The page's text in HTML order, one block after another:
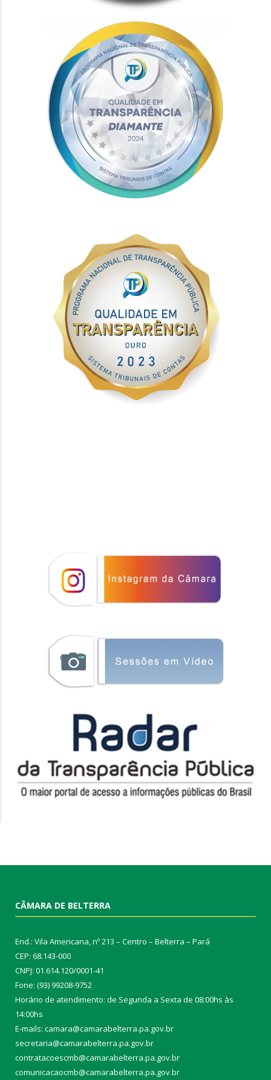
CÂMARA DE BELTERRA
End.: Vila Americana, nº 213 – Centro – Belterra – Pará
CEP: 68.143-000
CNPJ: 01.614.120/0001-41
Fone: (93) 99208-9752
Horário de atendimento: de Segunda a Sexta de 08:00hs às
14:00hs
E-mails: camara@camarabelterra.pa.gov.br
secretaria@camarabelterra.pa.gov.br
contratacoescmb@camarabelterra.pa.gov.br
comunicacaocmb@camarabelterra.pa.gov.br